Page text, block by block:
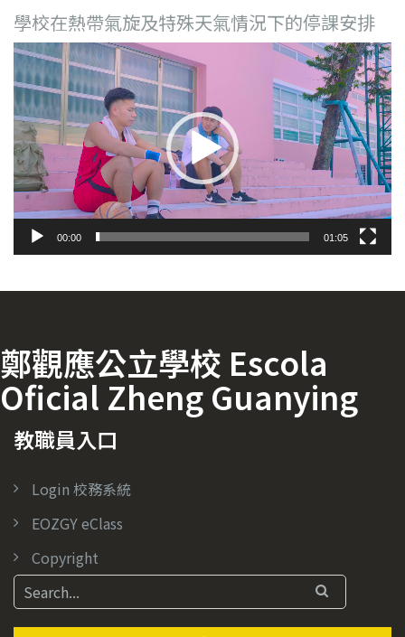
學校在熱帶氣旋及特殊天氣情況下的停課安排
視
訊
播
放
器
00:00 01:05
鄭觀應公立學校 Escola
Oficial Zheng Guanying
教職員入口
Login 校務系統
EOZGY eClass
Copyright